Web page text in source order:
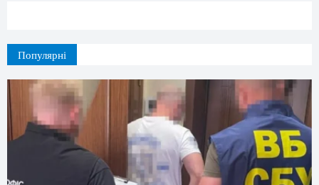
Популярні